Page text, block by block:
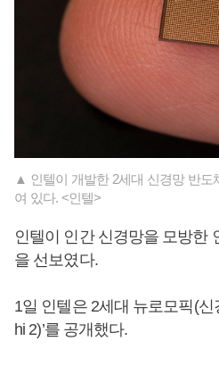
▲ 인텔이 개발한 2세대 신경망 반도
여 있다. <인텔>
인텔이 인간 신경망을 모방한
을 선보였다.
1일 인텔은 2세대 뉴로모픽(신
hi 2)’를 공개했다.